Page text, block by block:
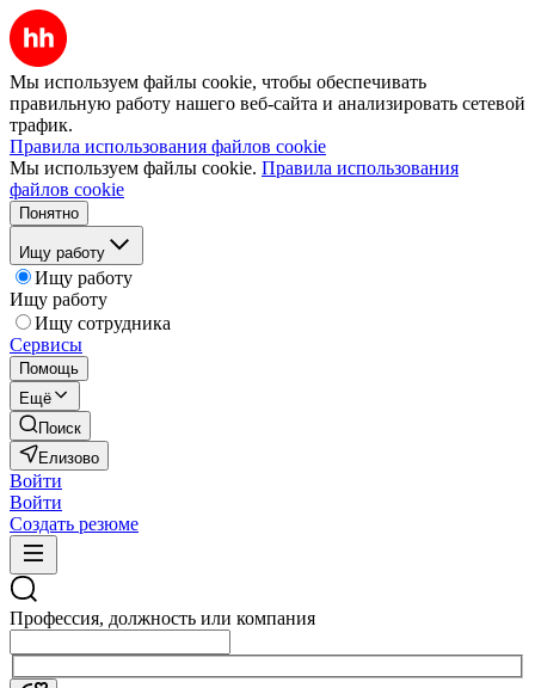
Мы используем файлы cookie, чтобы обеспечивать
правильную работу нашего веб-сайта и анализировать сетевой
трафик.
Правила использования файлов cookie
Мы используем файлы cookie. Правила использования
файлов cookie
Понятно
Ищу работу
Ищу работу
Ищу работу
Ищу сотрудника
Сервисы
Помощь
Ещё
Поиск
Елизово
Войти
Войти
Создать резюме
Профессия, должность или компания